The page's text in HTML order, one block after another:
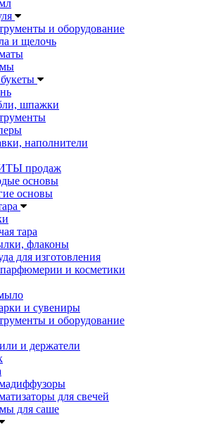
и оборудование
и щелочь
шпажки
наполнители
продаж
основы
основы
тара
флаконы
для изготовления
и косметики
и сувениры
и оборудование
и держатели
для свечей
для саше